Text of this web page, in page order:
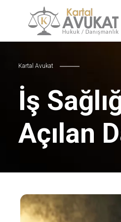
Kartal Avukat
İş
Açılan